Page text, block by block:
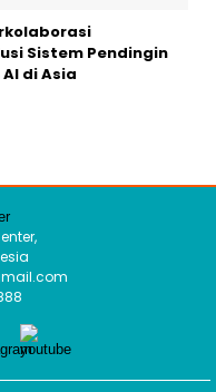
Sistem Pendingin
di Asia